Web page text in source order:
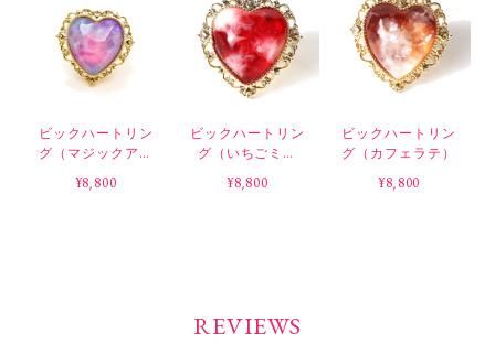
ビックハートリン
グ（マジックアワ
ー）
¥8,800
ビックハートリン
グ（いちごミル
ク）
¥8,800
ビックハートリン
グ（カフェラテ）
¥8,800
REVIEWS